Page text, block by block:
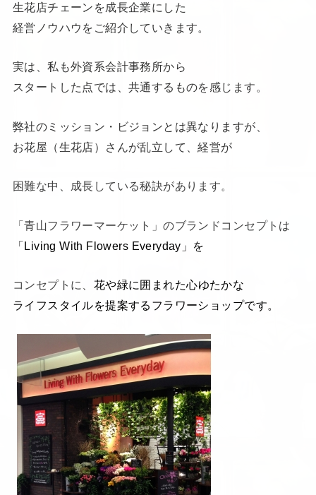
生花店チェーンを成長企業にした
経営ノウハウをご紹介していきます。
実は、私も外資系会計事務所から
スタートした点では、共通するものを感じます。
弊社のミッション・ビジョンとは異なりますが、
お花屋（生花店）さんが乱立して、経営が
困難な中、成長している秘訣があります。
「青山フラワーマーケット」のブランドコンセプトは
「Living With Flowers Everyday」を
コンセプトに、 花や緑に囲まれた心ゆたかな
ライフスタイルを提案するフラワーショップです。